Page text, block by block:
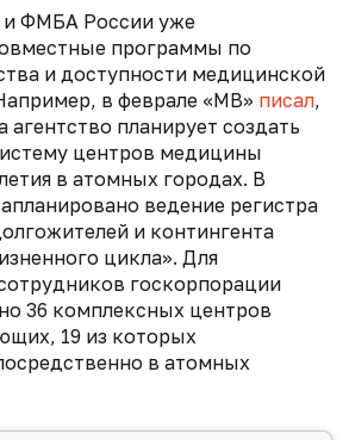
и ФМБА России уже
программы по
и доступности медицинской
в феврале «МВ» писал,
агентство планирует создать
центров медицины
в атомных городах. В
ведение регистра
и контингента
цикла». Для
госкорпорации
36 комплексных центров
19 из которых
в атомных